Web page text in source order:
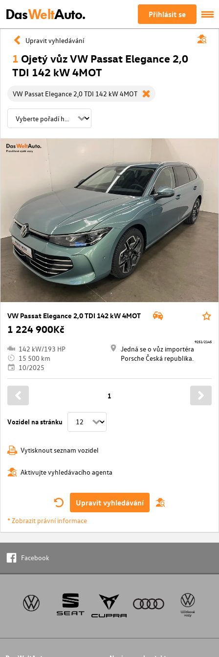
DasWeltAuto. Přihlásit se
Upravit vyhledávání
1 Ojetý vůz VW Passat Elegance 2,0
TDI 142 kW 4MOT
VW Passat Elegance 2,0 TDI 142 kW 4MOT
VW Passat Elegance 2,0 TDI 142 kW 4MOT
1 224 900Kč
142 kW/193 HP
15 500 km
10/2025
Jedná se o vůz importéra
Porsche Česká republika.
9251/2145
Vozidel na stránku
1
Vytisknout seznam vozidel
Aktivujte vyhledávacího agenta
Upravit vyhledávání
* Zobrazit právní informace
Facebook